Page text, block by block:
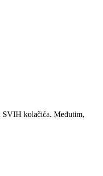
SVIH kolačića. Međutim,